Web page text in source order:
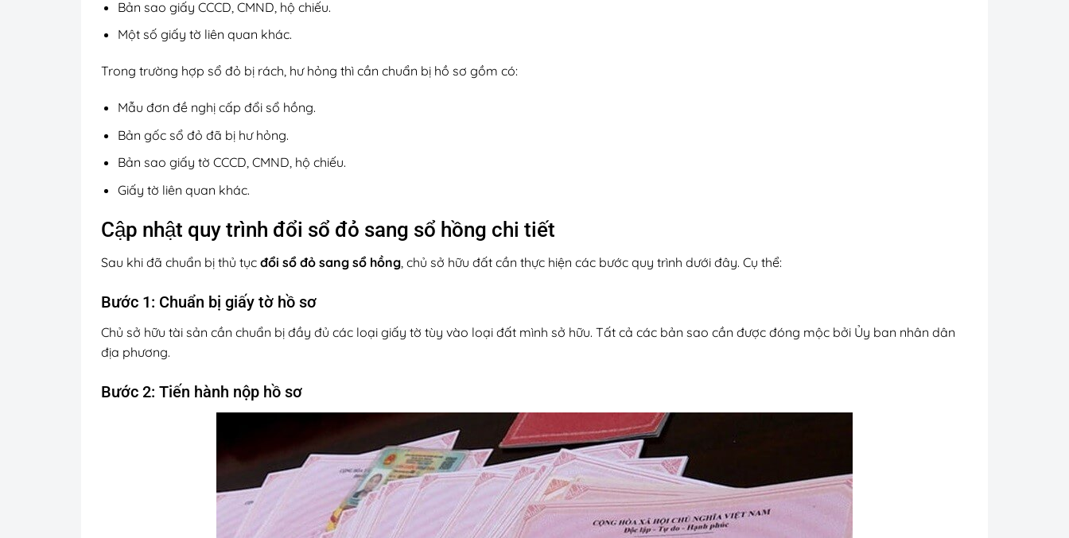
Bản sao giấy CCCD, CMND, hộ chiếu.
Một số giấy tờ liên quan khác.
Trong trường hợp sổ đỏ bị rách, hư hỏng thì cần chuẩn bị hồ sơ gồm có:
Mẫu đơn đề nghị cấp đổi sổ hồng.
Bản gốc sổ đỏ đã bị hư hỏng.
Bản sao giấy tờ CCCD, CMND, hộ chiếu.
Giấy tờ liên quan khác.
Cập nhật quy trình đổi sổ đỏ sang sổ hồng chi tiết
Sau khi đã chuẩn bị thủ tục đổi sổ đỏ sang sổ hồng, chủ sở hữu đất cần thực hiện các bước quy trình dưới đây. Cụ thể:
Bước 1: Chuẩn bị giấy tờ hồ sơ
Chủ sở hữu tài sản cần chuẩn bị đầy đủ các loại giấy tờ tùy vào loại đất mình sở hữu. Tất cả các bản sao cần được đóng mộc bởi Ủy ban nhân dân
địa phương.
Bước 2: Tiến hành nộp hồ sơ